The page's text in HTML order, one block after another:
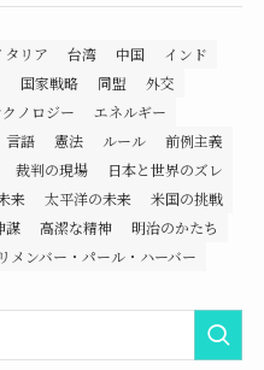
タリア 台湾 中国
インド
国家戦略 同盟
外交
ノロジー
エネルギー
言語 憲法 ルール
前例主義
裁判の現場
日本と世界のズレ
来 太平洋の未来
米国の挑戦
謀 高潔な精神
明治のかたち
リメンバー・パール・ハーバー